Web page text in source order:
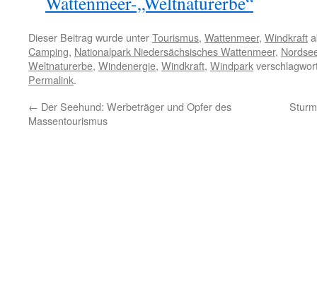
Dieser Beitrag wurde unterTourismus, Wattenmeer, Windkraft
Camping, Nationalpark Niedersächsisches Wattenmeer,
Weltnaturerbe, Windenergie, Windkraft, Windpark
Permalink.
← Der Seehund: Werbeträger und Opfer des
Massentourismus